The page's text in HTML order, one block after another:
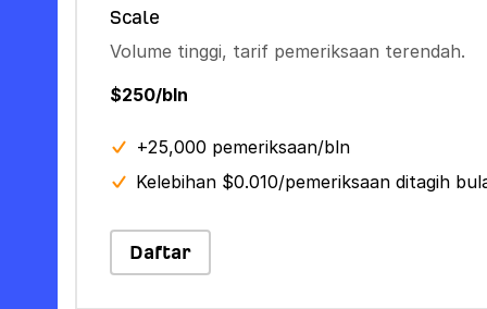
Scale
Volume tinggi, tarif pemeriksaan terendah.
$250/bln
+25,000 pemeriksaan/bln
Kelebihan $0.010/pemeriksaan ditagih
Daftar